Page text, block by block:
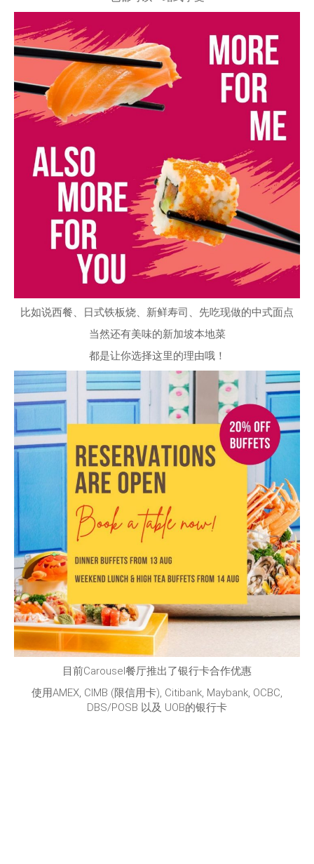
比如说西餐、日式铁板烧、新鲜寿司、先吃现做的中式面点
当然还有美味的新加坡本地菜
都是让你选择这里的理由哦！
目前Carousel餐厅推出了银行卡合作优惠
使用AMEX, CIMB (限信用卡), Citibank, Maybank, OCBC,
DBS/POSB 以及 UOB的银行卡